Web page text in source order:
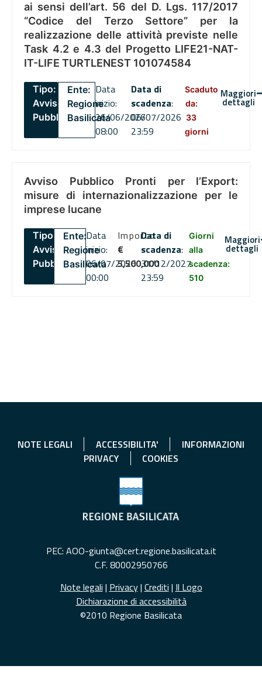
ai sensi dell’art. 56 del D. Lgs. 117/2017
“Codice del Terzo Settore” per la
realizzazione delle attività previste nelle
Task 4.2 e 4.3 del Progetto LIFE21-NAT-
IT-LIFE TURTLENEST 101074584
Tipo:
Avviso
Pubblico
Ente:
Regione
Basilicata
Data
inizio:
26/06/2026
08:00
Data di
scadenza:
06/07/2026
23:59
Scaduto
da:
33
giorni
Maggiori
dettagli
Avviso Pubblico Pronti per l’Export:
misure di internazionalizzazione per le
imprese lucane
Tipo:
Avviso
Pubblico
Ente:
Regione
Basilicata
Data
inizio:
06/07/2026
00:00
Importo
€
5,500,000
Data di
scadenza:
31/12/2027
23:59
Giorni
alla
scadenza:
510
Maggiori
dettagli
NOTE LEGALI ACCESSIBILITA'
INFORMAZIONI
PRIVACY
COOKIES
PEC: AOO-giunta@cert.regione.basilicata.it
C.F. 80002950766
Note legali | Privacy| Crediti | Il Logo
Dichiarazione di accessibilità
©2010 Regione Basilicata